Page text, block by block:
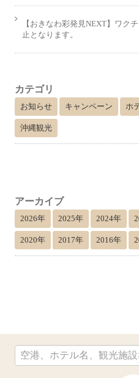
【おきなわ彩発見NEXT】ワク
止となります。
カテゴリ
お知らせ キャンペーン ホ
沖縄観光
アーカイブ
2026年 2025年 2024年
2020年 2017年 2016年